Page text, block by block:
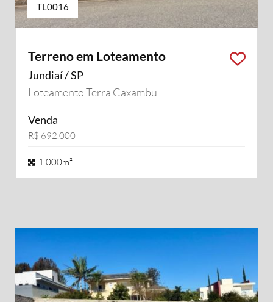
TL0016
Terreno em Loteamento
Jundiaí / SP
Loteamento Terra Caxambu
Venda
R$ 692.000
1.000m²